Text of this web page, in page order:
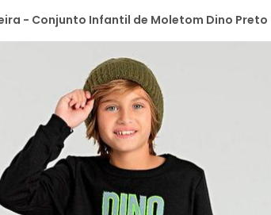
- Conjunto Infantil de Moletom Dino Preto